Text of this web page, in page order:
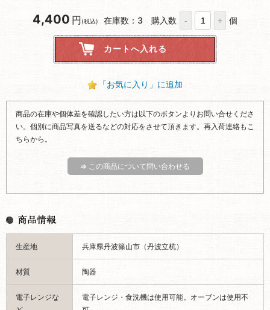
4,400 円 (税込) 在庫数：3 購入数 個
「お気に入り」に追加
商品の在庫や個体差を確認したい方は以下のボタンよりお問い合せくださ
い。個別に商品写真を送るなどの対応をさせて頂きます。再入荷連絡もこ
ちらから。
⇒ この商品について問い合わせる
生産地 兵庫県丹波篠山市（丹波立杭）
材質 陶器
電子レンジな
電子レンジ・食洗機は使用可能。オーブンは使用不